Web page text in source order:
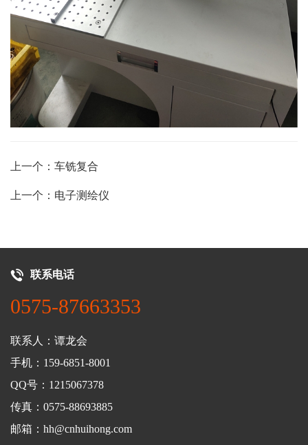
上一个：车铣复合
上一个：电子测绘仪
联系电话
0575-87663353
联系人：谭龙会
手机：159-6851-8001
QQ号：1215067378
传真：0575-88693885
邮箱：hh@cnhuihong.com